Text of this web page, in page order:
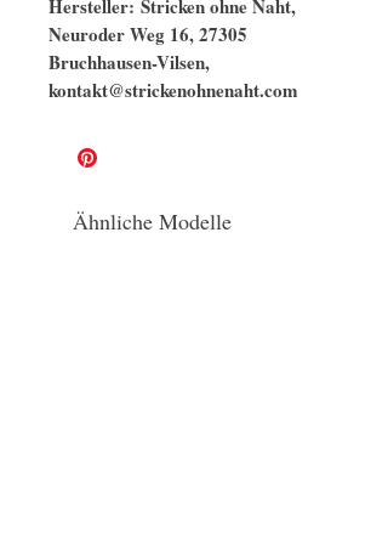
Hersteller: Stricken ohne Naht,
Neuroder Weg 16, 27305
Bruchhausen-Vilsen,
kontakt@strickenohnenaht.com
Ähnliche Modelle